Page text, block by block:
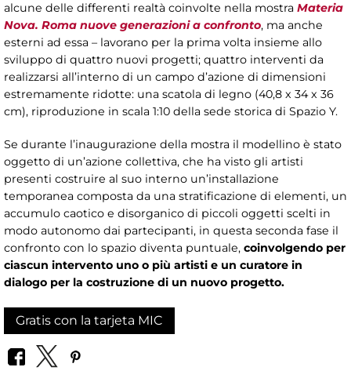
alcune delle differenti realtà coinvolte nella mostra Materia
Nova. Roma nuove generazioni a confronto, ma anche
esterni ad essa – lavorano per la prima volta insieme allo
sviluppo di quattro nuovi progetti; quattro interventi da
realizzarsi all’interno di un campo d’azione di dimensioni
estremamente ridotte: una scatola di legno (40,8 x 34 x 36
cm), riproduzione in scala 1:10 della sede storica di Spazio Y.
Se durante l’inaugurazione della mostra il modellino è stato
oggetto di un’azione collettiva, che ha visto gli artisti
presenti costruire al suo interno un’installazione
temporanea composta da una stratificazione di elementi, un
accumulo caotico e disorganico di piccoli oggetti scelti in
modo autonomo dai partecipanti, in questa seconda fase il
confronto con lo spazio diventa puntuale, coinvolgendo per
ciascun intervento uno o più artisti e un curatore in
dialogo per la costruzione di un nuovo progetto.
Gratis con la tarjeta MIC